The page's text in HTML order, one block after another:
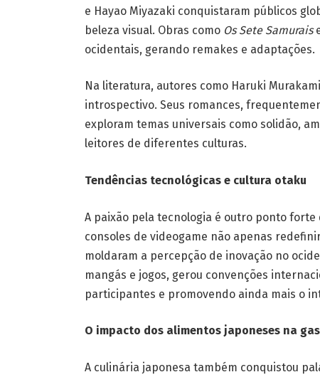
e Hayao Miyazaki conquistaram públicos
beleza visual. Obras como Os Sete Samurais
ocidentais, gerando remakes e adaptações.
Na literatura, autores como Haruki
introspectivo. Seus romances,
exploram temas universais como solidão,
leitores de diferentes culturas.
Tendências tecnológicas e cultura otaku
A paixão pela tecnologia é outro ponto
consoles de videogame não apenas
moldaram a percepção de inovação no
mangás e jogos, gerou convenções
participantes e promovendo ainda mais o
O impacto dos alimentos japoneses na
A culinária japonesa também conquistou